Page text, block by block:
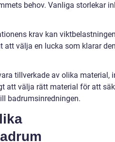
behov. Vanliga storlekar
krav kan
att välja en lucka som klarar
tillverkade av olika material,
att välja rätt material för att
badrumsinredningen.